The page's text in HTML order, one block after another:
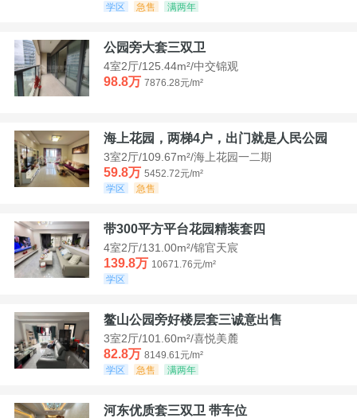
学区
急售 满两年
公园旁大套三双卫
4室2厅/125.44m²/中交锦观
98.8万 7876.28元/m²
海上花园，两梯4户，出门就是人民公园
3室2厅/109.67m²/海上花园一二期
59.8万 5452.72元/m²
学区
急售
带300平方平台花园精装套四
4室2厅/131.00m²/锦官天宸
139.8万 10671.76元/m²
学区
鳌山公园旁好楼层套三诚意出售
3室2厅/101.60m²/喜悦美麓
82.8万 8149.61元/m²
学区
急售 满两年
河东优质套三双卫 带车位